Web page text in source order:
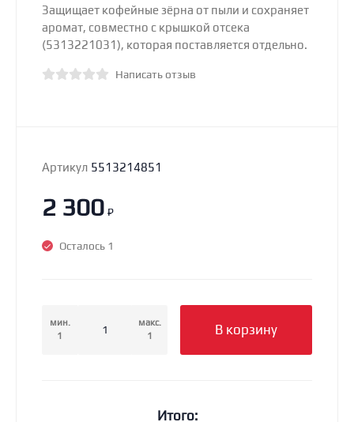
Защищает кофейные зёрна от пыли и сохраняет
аромат, совместно с крышкой отсека
(5313221031), которая поставляется отдельно.
Написать отзыв
Артикул 5513214851
2 300 ₽
Осталось 1
мин.
1
макс.
1
В корзину
Итого: